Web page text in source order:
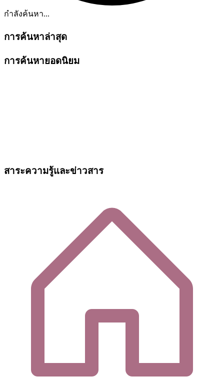
กำลังค้นหา...
การค้นหาล่าสุด
การค้นหายอดนิยม
สาระความรู้และข่าวสาร